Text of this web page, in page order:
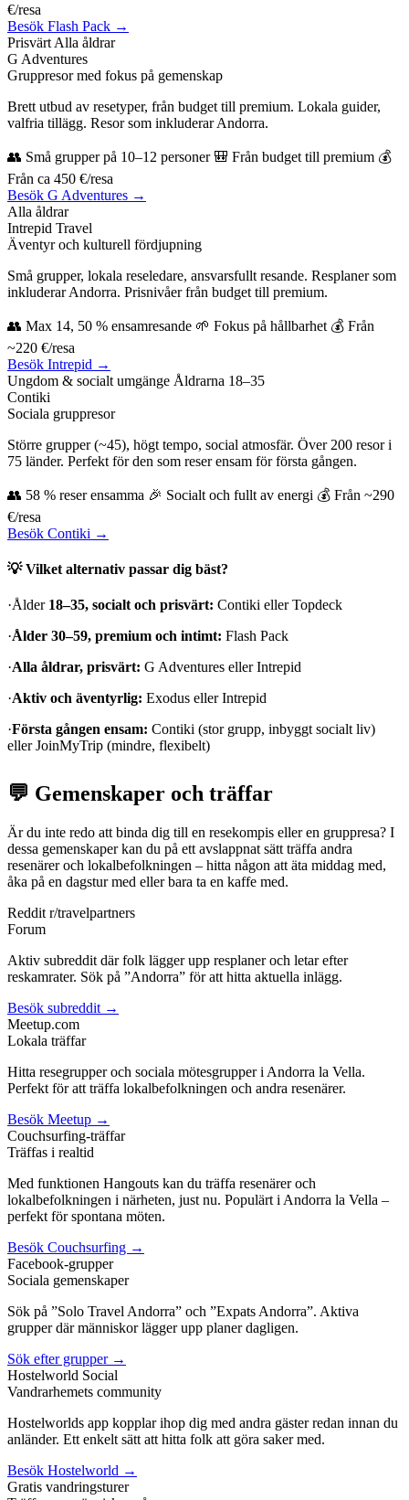
€/resa
Besök Flash Pack →
Prisvärt Alla åldrar
G Adventures
Gruppresor med fokus på gemenskap
Brett utbud av resetyper, från budget till premium. Lokala guider,
valfria tillägg. Resor som inkluderar Andorra.
👥 Små grupper på 10–12 personer 🎒 Från budget till premium 💰
Från ca 450 €/resa
Besök G Adventures →
Alla åldrar
Intrepid Travel
Äventyr och kulturell fördjupning
Små grupper, lokala reseledare, ansvarsfullt resande. Resplaner som
inkluderar Andorra. Prisnivåer från budget till premium.
👥 Max 14, 50 % ensamresande 🌱 Fokus på hållbarhet 💰 Från
~220 €/resa
Besök Intrepid →
Ungdom & socialt umgänge Åldrarna 18–35
Contiki
Sociala gruppresor
Större grupper (~45), högt tempo, social atmosfär. Över 200 resor i
75 länder. Perfekt för den som reser ensam för första gången.
👥 58 % reser ensamma 🎉 Socialt och fullt av energi 💰 Från ~290
€/resa
Besök Contiki →
💡 Vilket alternativ passar dig bäst?
·Ålder18–35, socialt och prisvärt: Contiki eller Topdeck
·Ålder 30–59, premium och intimt: Flash Pack
·Alla åldrar, prisvärt: G Adventures eller Intrepid
·Aktiv och äventyrlig: Exodus eller Intrepid
·Första gången ensam: Contiki (stor grupp, inbyggt socialt liv)
eller JoinMyTrip (mindre, flexibelt)
💬 Gemenskaper och träffar
Är du inte redo att binda dig till en resekompis eller en gruppresa? I
dessa gemenskaper kan du på ett avslappnat sätt träffa andra
resenärer och lokalbefolkningen – hitta någon att äta middag med,
åka på en dagstur med eller bara ta en kaffe med.
Reddit r/travelpartners
Forum
Aktiv subreddit där folk lägger upp resplaner och letar efter
reskamrater. Sök på ”Andorra” för att hitta aktuella inlägg.
Besök subreddit →
Meetup.com
Lokala träffar
Hitta resegrupper och sociala mötesgrupper i Andorra la Vella.
Perfekt för att träffa lokalbefolkningen och andra resenärer.
Besök Meetup →
Couchsurfing-träffar
Träffas i realtid
Med funktionen Hangouts kan du träffa resenärer och
lokalbefolkningen i närheten, just nu. Populärt i Andorra la Vella –
perfekt för spontana möten.
Besök Couchsurfing →
Facebook-grupper
Sociala gemenskaper
Sök på ”Solo Travel Andorra” och ”Expats Andorra”. Aktiva
grupper där människor lägger upp planer dagligen.
Sök efter grupper →
Hostelworld Social
Vandrarhemets community
Hostelworlds app kopplar ihop dig med andra gäster redan innan du
anländer. Ett enkelt sätt att hitta folk att göra saker med.
Besök Hostelworld →
Gratis vandringsturer